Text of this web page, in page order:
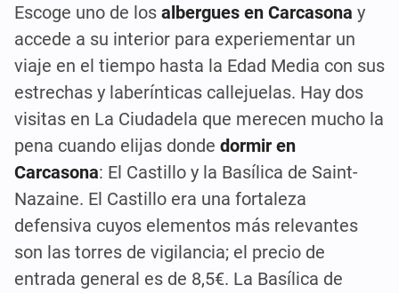
Escoge uno de los albergues en Carcasona y
accede a su interior para experiementar un
viaje en el tiempo hasta la Edad Media con sus
estrechas y laberínticas callejuelas. Hay dos
visitas en La Ciudadela que merecen mucho la
pena cuando elijas donde dormir en
Carcasona: El Castillo y la Basílica de Saint-
Nazaine. El Castillo era una fortaleza
defensiva cuyos elementos más relevantes
son las torres de vigilancia; el precio de
entrada general es de 8,5€. La Basílica de